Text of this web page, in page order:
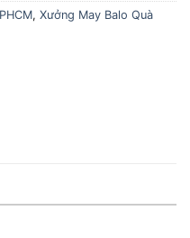
, Xưởng May Balo Quà